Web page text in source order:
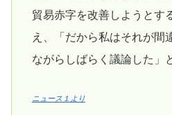
貿易赤字を改善しようとす
え、「だから私はそれが間
ながらしばらく議論した」
ニュース１より